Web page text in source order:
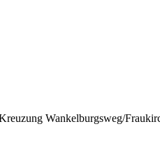
Wankelburgsweg/